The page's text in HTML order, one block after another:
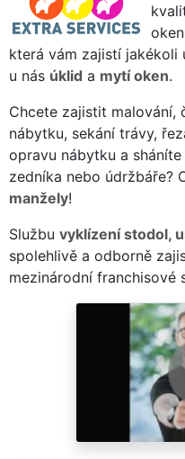
která vám zajistí jakékoli
u nás úklid a mytí oken.
Chcete zajistit malování,
nábytku, sekání trávy,
opravu nábytku a
zedníka nebo údržbáře?
manžely!
Službu vyklízení stodol,
spolehlivě a odborně
mezinárodní franchisové